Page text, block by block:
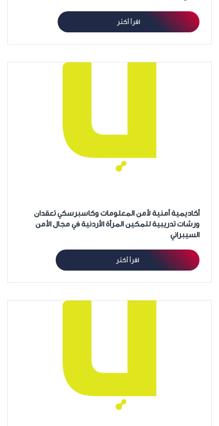
اقرأ أكثر
أكاديمية أمنية لأمن المعلومات وكاسبرسكي تعقدان
ورشات تدريبية لتمكين المرأة الأردنية في مجال الأمن
السيبراني
اقرأ أكثر